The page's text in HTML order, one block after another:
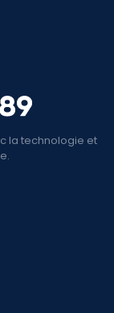
la technologie et